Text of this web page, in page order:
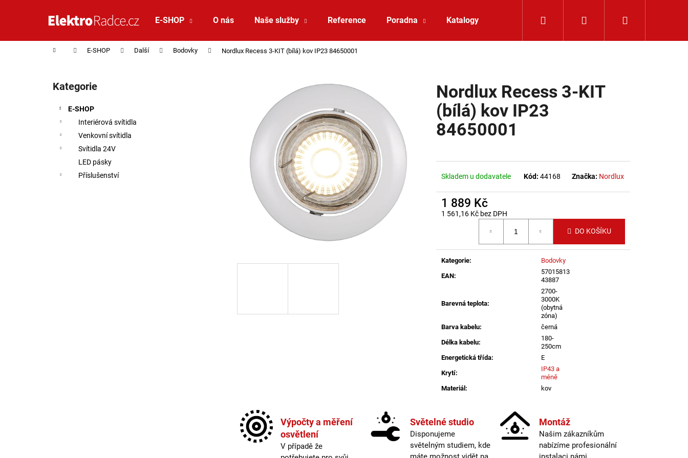
E-SHOP O nás Naše služby Reference Poradna Katalogy Přihlášení
Domů E-SHOP Další Bodovky Nordlux Recess 3-KIT (bílá) kov IP23 84650001
Přeskočit kategorie
Kategorie
E-SHOP
Interiérová svítidla
Venkovní svítidla
Svítidla 24V
LED pásky
Příslušenství
Nordlux Recess 3-KIT
(bílá) kov IP23
84650001
Skladem u dodavatele Kód: 44168 Značka: Nordlux
1 889 Kč
1 561,16 Kč bez DPH
DO KOŠÍKU
Kategorie:
Bodovky
EAN:
57015813
43887
Barevná teplota:
2700-
3000K
(obytná
zóna)
Barva kabelu:
černá
Délka kabelu:
180-
250cm
Energetická třída:
E
Krytí:
IP43 a
méně
Materiál:
kov
Více informací
Odpojitelný kabel
ano
Počet stínidel:
3
Výpočty a měření
osvětlení
V případě že
Světelné studio
Disponujeme
světelným studiem, kde
Montáž
Našim zákazníkům
nabízíme profesionální
Zpět
do
Zpět
do
Co potřebujete najít?
HLEDAT
Doporučujeme
ZÁVĚSNÉ SVÍTIDLO RANDO THIN
BROUŠENÝ STŘÍBRNÝ HLINÍK A AKRYL
LED 50W 230V 3000K IP20
9 078 Kč
SAUNA LED PÁSEK 24V RGBW 9,6W IP65